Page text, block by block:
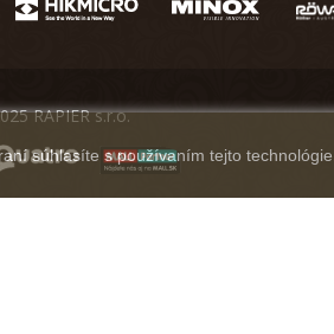
súhlasíte s používaním tejto technológie.
RAPIER s.r.o.